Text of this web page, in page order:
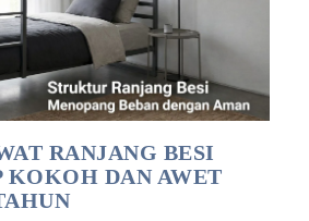
RANJANG BESI
KOKOH DAN AWET